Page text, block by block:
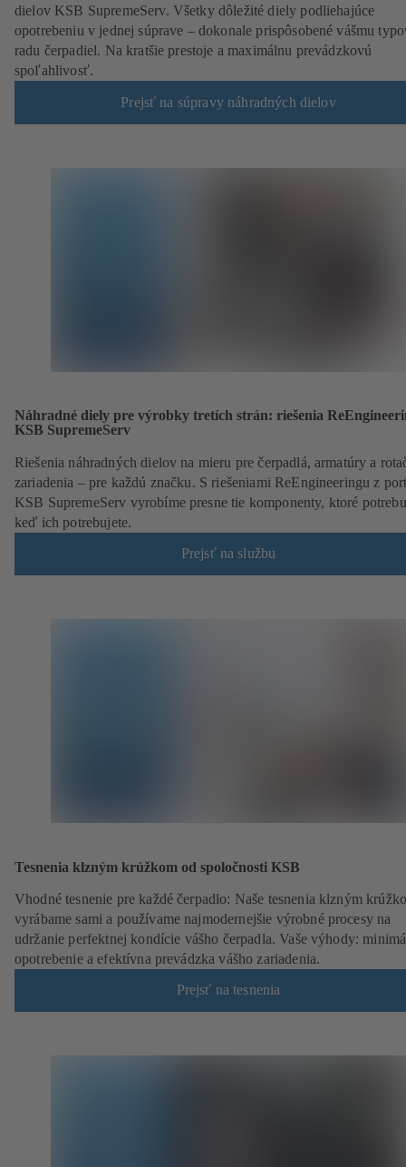
dielov KSB SupremeServ. Všetky dôležité diely podliehajúce
opotrebeniu v jednej súprave – dokonale prispôsobené vášmu
radu čerpadiel. Na kratšie prestoje a maximálnu prevádzkovú
spoľahlivosť.
Prejsť na súpravy náhradných dielov
Náhradné diely pre výrobky tretích strán: riešenia
KSB SupremeServ
Riešenia náhradných dielov na mieru pre čerpadlá, armatúry a
zariadenia – pre každú značku. S riešeniami ReEngineeringu z
KSB SupremeServ vyrobíme presne tie komponenty, ktoré
keď ich potrebujete.
Prejsť na službu
Tesnenia klzným krúžkom od spoločnosti KSB
Vhodné tesnenie pre každé čerpadlo: Naše tesnenia klzným
vyrábame sami a používame najmodernejšie výrobné procesy na
udržanie perfektnej kondície vášho čerpadla. Vaše výhody:
opotrebenie a efektívna prevádzka vášho zariadenia.
Prejsť na tesnenia